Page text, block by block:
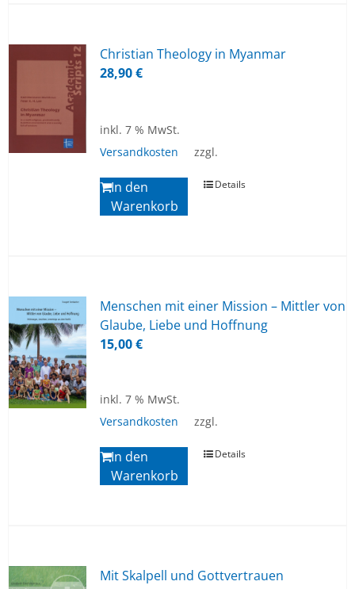
Chris­ti­an Theo­lo­gy in My­an­mar
28,90€
inkl. 7 % MwSt.
zzgl.
Versandkosten
In den
Warenkorb
Details
Men­schen mit ei­ner Mis­si­on – Mitt­ler von
Glau­be, Lie­be und Hoff­nung
15,00€
inkl. 7 % MwSt.
zzgl.
Versandkosten
In den
Warenkorb
Details
Mit Skal­pell und Gott­ver­trau­en